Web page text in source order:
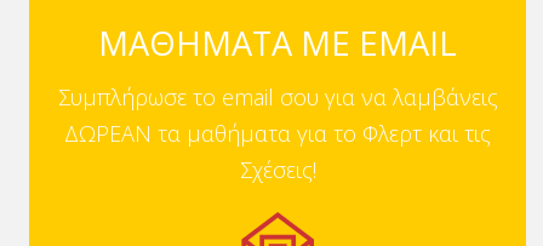
ΜΑΘΗΜΑΤΑ ΜΕ EMAIL
Συμπλήρωσε το email σου για να λαμβάνεις
ΔΩΡΕΑΝ τα μαθήματα για το Φλερτ και τις
Σχέσεις!